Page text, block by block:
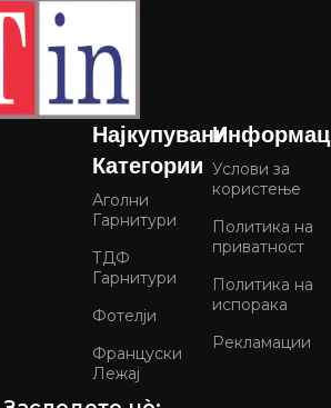
Најкупувани
Категории
Аголни
Гарнитури
ТДФ
Гарнитури
Фотелји
Француски
Лежај
Услови за
користење
Политика на
приватност
Политика на
испорака
Рекламации